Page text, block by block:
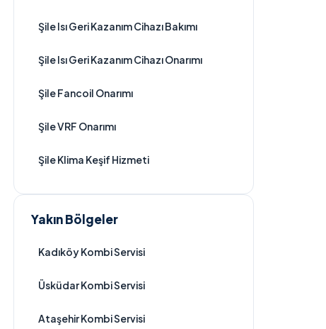
Şile Isı Geri Kazanım Cihazı Bakımı
Şile Isı Geri Kazanım Cihazı Onarımı
Şile Fancoil Onarımı
Şile VRF Onarımı
Şile Klima Keşif Hizmeti
Yakın Bölgeler
Kadıköy Kombi Servisi
Üsküdar Kombi Servisi
Ataşehir Kombi Servisi